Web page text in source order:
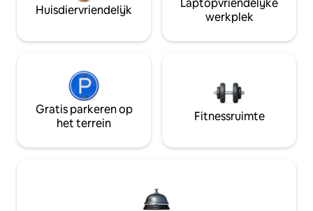
Huisdiervriendelijk
Laptopvriendelijke
werkplek
Gratis parkeren op
het terrein
Fitnessruimte